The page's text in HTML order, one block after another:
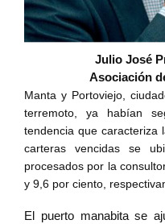
Julio José
Asociación
Manta y Portoviejo,
terremoto, ya habían
tendencia que caracteriza
carteras vencidas se
procesados por la
y 9,6 por ciento,
El puerto manabita se